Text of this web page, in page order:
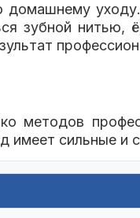
домашнему
зубной
методов
сильные и